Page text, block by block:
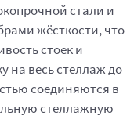
стали и
жёсткости, что
стоек и
на весь стеллаж до
соединяются в
стеллажную